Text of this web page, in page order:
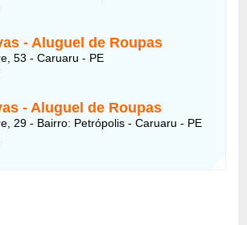
- Aluguel de Roupas
53 - Caruaru - PE
- Aluguel de Roupas
29 - Bairro: Petrópolis - Caruaru - PE